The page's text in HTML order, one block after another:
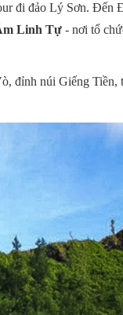
đi đảo Lý Sơn. Đến
Linh Tự - nơi tổ
đỉnh núi Giếng Tiền,